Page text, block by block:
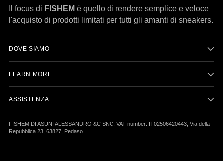
Il focus di FISHEM è quello di rendere semplice e veloce
l'acquisto di prodotti limitati per tutti gli amanti di sneakers.
DOVE SIAMO
LEARN MORE
ASSISTENZA
FISHEM DI ASUNI ALESSANDRO &C SNC, VAT number: IT02506420443, Via della
Repubblica 23, 63827, Pedaso